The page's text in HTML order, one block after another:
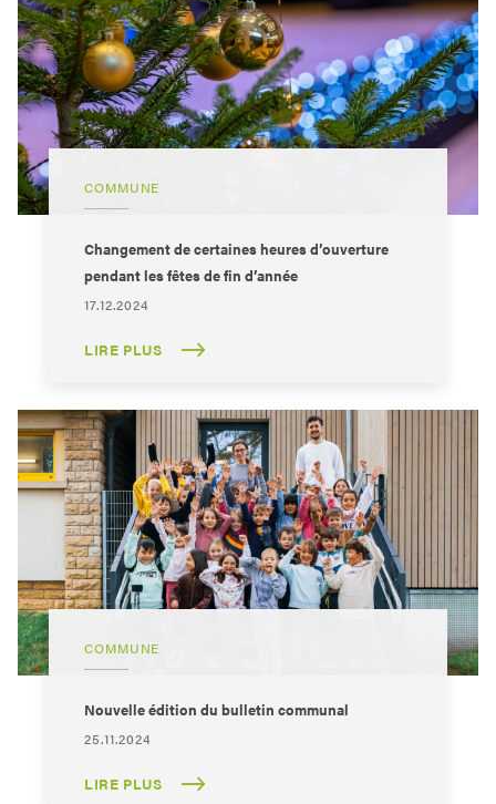
COMMUNE
Changement de certaines heures d’ouverture
pendant les fêtes de fin d’année
17.12.2024
LIRE PLUS
COMMUNE
Nouvelle édition du bulletin communal
25.11.2024
LIRE PLUS